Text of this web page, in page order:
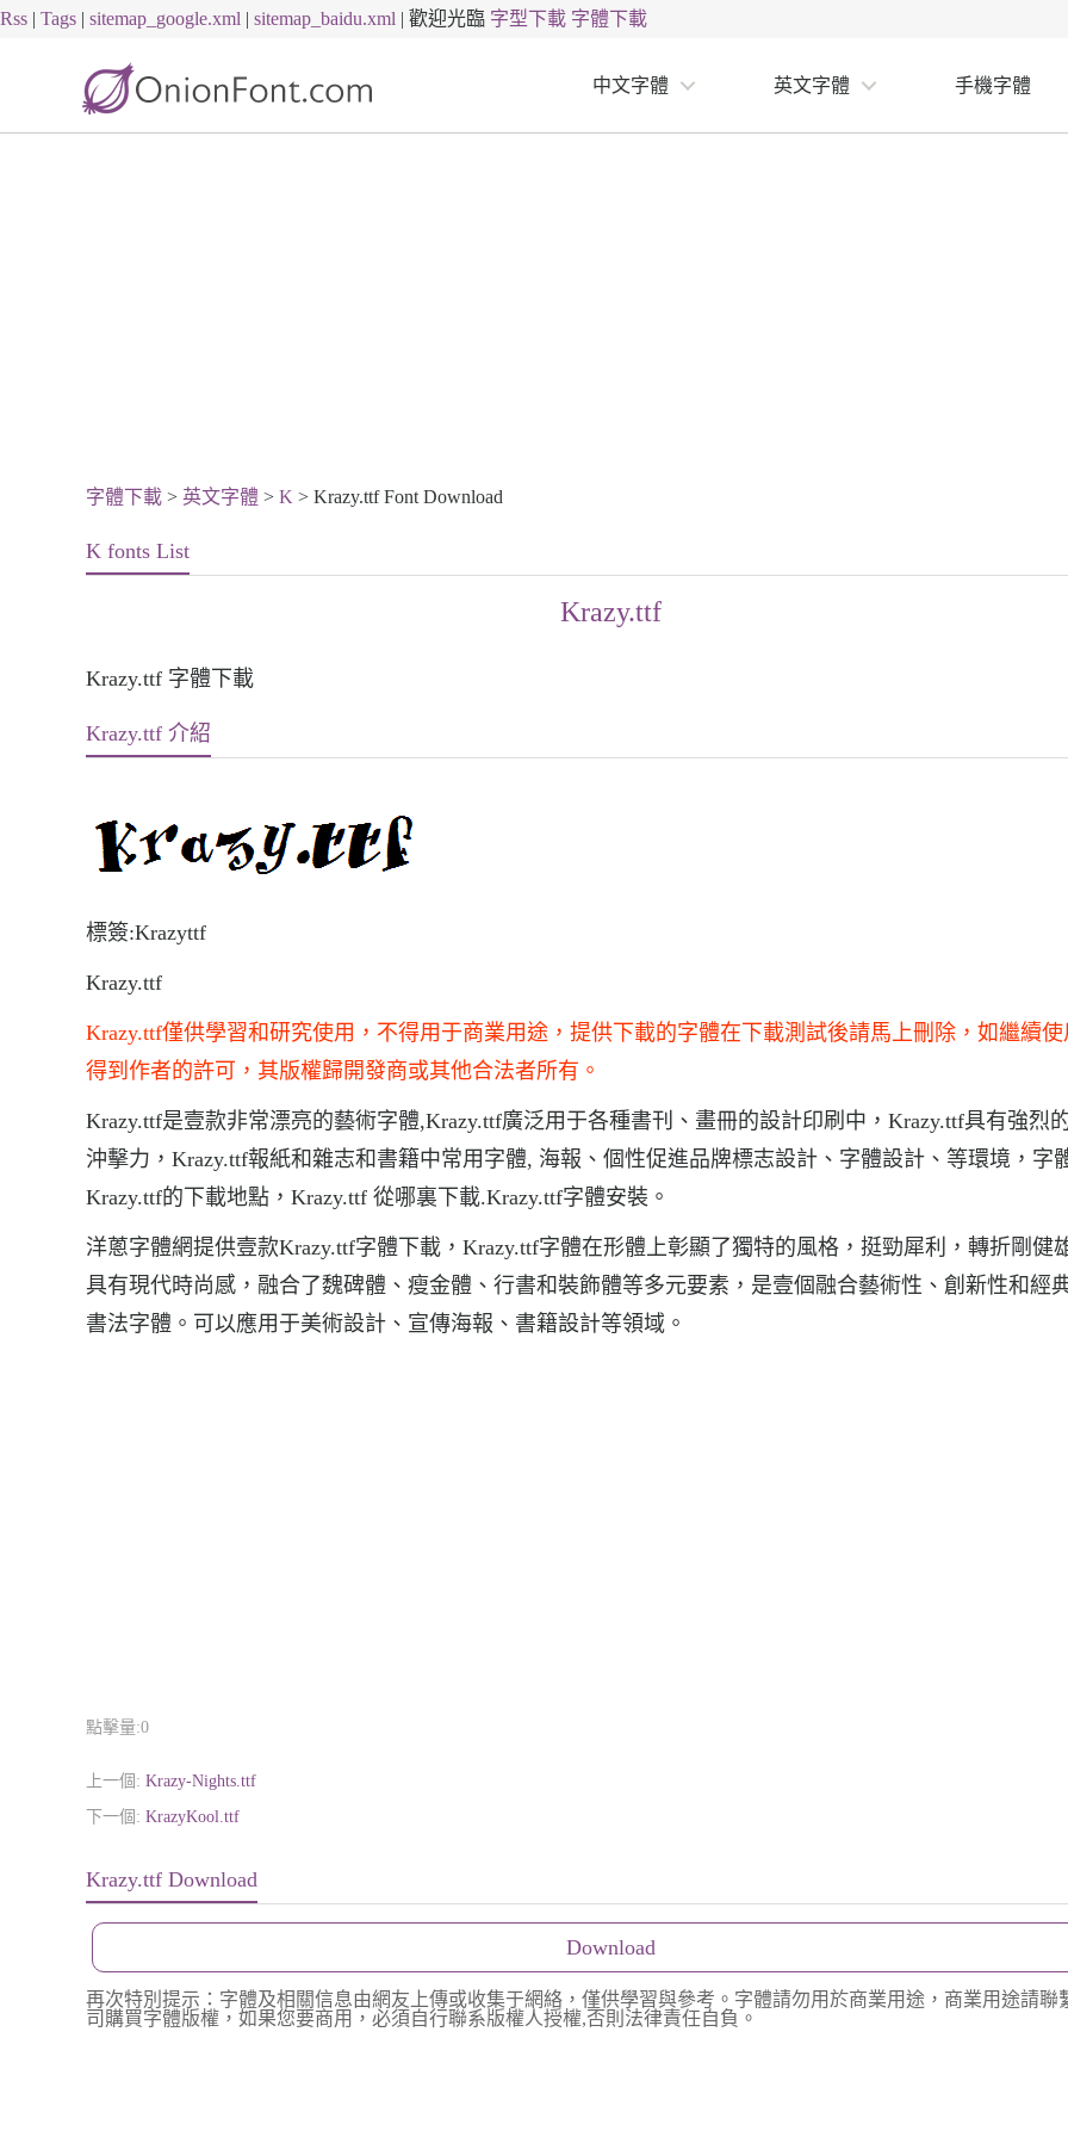
Rss | Tags | sitemap_google.xml | sitemap_baidu.xml | 歡迎光臨 字型下載 字體下載
中文字體 英文字體 手機字體
字體下載 > 英文字體 > K > Krazy.ttf Font Download
K fonts List
Krazy.ttf
Krazy.ttf 字體下載
Krazy.ttf 介紹
標簽:Krazyttf
Krazy.ttf
Krazy.ttf僅供學習和研究使用，不得用于商業用途，提供下載的字體在下載測試後請馬上刪除，如繼續
得到作者的許可，其版權歸開發商或其他合法者所有。
Krazy.ttf是壹款非常漂亮的藝術字體,Krazy.ttf廣泛用于各種書刊、畫冊的設計印刷中，Krazy.ttf具有強烈
沖擊力，Krazy.ttf報紙和雜志和書籍中常用字體, 海報、個性促進品牌標志設計、字體設計、等環境，字
Krazy.ttf的下載地點，Krazy.ttf 從哪裏下載.Krazy.ttf字體安裝。
洋蔥字體網提供壹款Krazy.ttf字體下載，Krazy.ttf字體在形體上彰顯了獨特的風格，挺勁犀利，轉折剛健
具有現代時尚感，融合了魏碑體、瘦金體、行書和裝飾體等多元要素，是壹個融合藝術性、創新性和經
書法字體。可以應用于美術設計、宣傳海報、書籍設計等領域。
點擊量:0
上一個: Krazy-Nights.ttf
下一個: KrazyKool.ttf
Krazy.ttf Download
Download
再次特別提示：字體及相關信息由網友上傳或收集于網絡，僅供學習與參考。字體請勿用於商業用途，商業用途請聯
司購買字體版權，如果您要商用，必須自行聯系版權人授權,否則法律責任自負。